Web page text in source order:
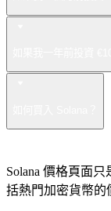
Solana 價格頁面只
括熱門加密貨幣的